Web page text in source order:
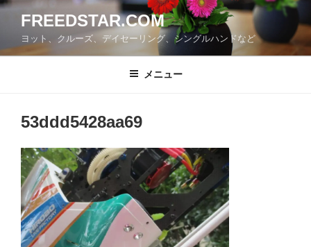
コ
ン
FREEDSTAR.COM
ヨット、クルーズ、デイセーリング、シングルハンドなど
メニュー
53ddd5428aa69